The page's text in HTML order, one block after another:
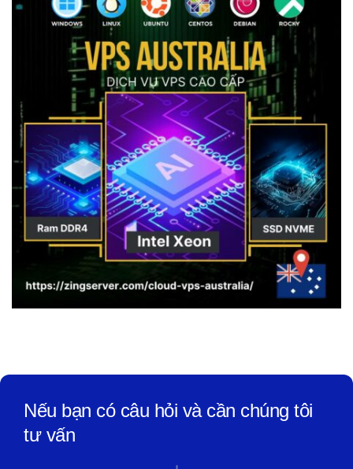
Nếu bạn có câu hỏi và cần chúng tôi
tư vấn